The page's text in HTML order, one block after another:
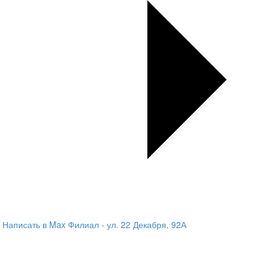
Написать в Max Филиал - ул. 22 Декабря, 92А